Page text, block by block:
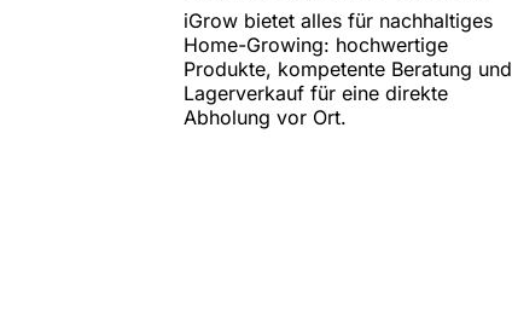
iGrow bietet alles für nachhaltiges
Home-Growing: hochwertige
Produkte, kompetente Beratung und
Lagerverkauf für eine direkte
Abholung vor Ort.